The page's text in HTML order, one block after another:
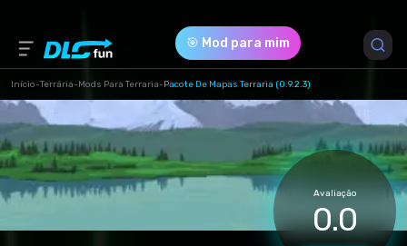
🎯 Mod para mim
Início-Terrária-Mods Para Terraria-Pacote De Mapas Terraria (0.9.2.3)
Avaliação
0.0
Versão do Jogo *
1 (kart-terrariya.rar)